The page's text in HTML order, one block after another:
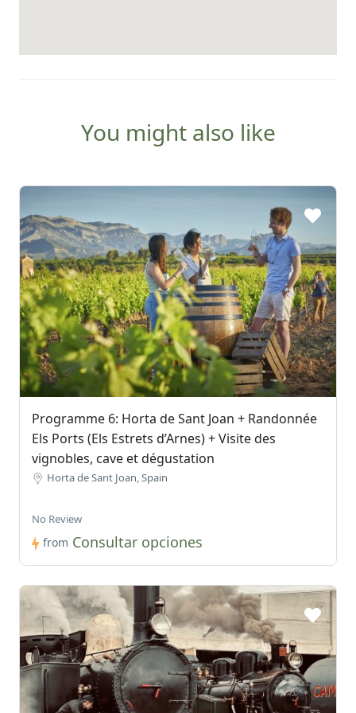
You might also like
Programme 6: Horta de Sant Joan + Randonnée
Els Ports (Els Estrets d’Arnes) + Visite des
vignobles, cave et dégustation
Horta de Sant Joan, Spain
No Review
from Consultar opciones